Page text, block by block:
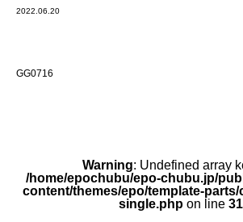
2022.06.20
GG0716
Warning: Undefined array
/home/epochubu/epo-chubu.jp/
content/themes/epo/template-
single.php on line 31